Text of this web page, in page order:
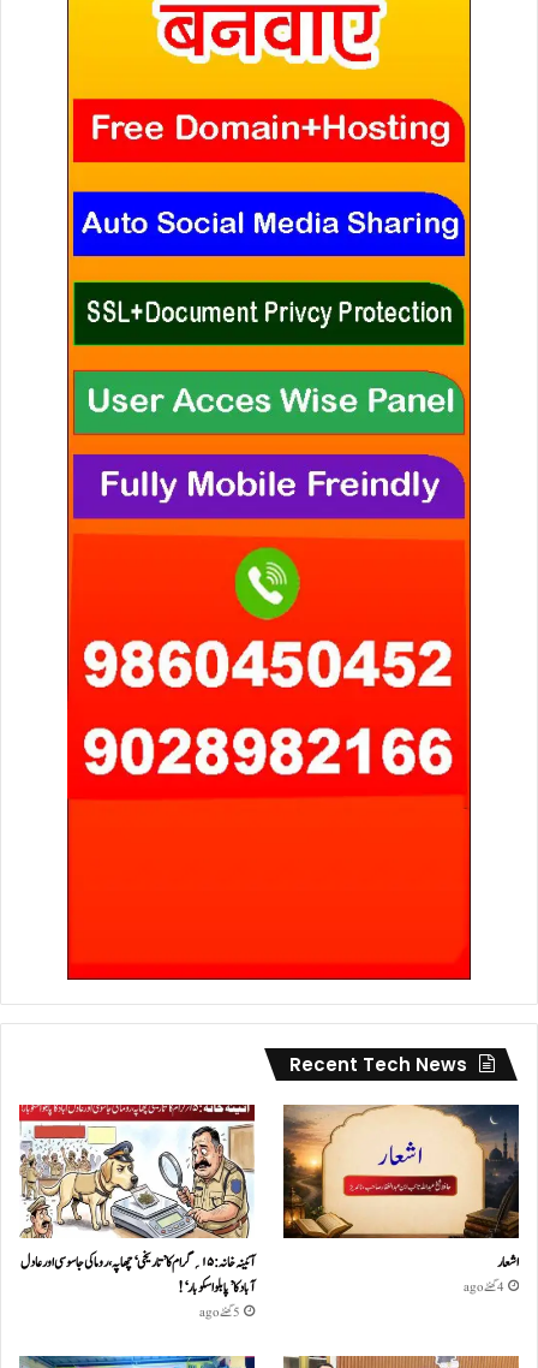
Recent Tech News
اشعار
4 گھنٹے ago
آئینہ خانہ :۱۵؍گرام کا ’تاریخی‘ چھاپہ، روما کی جاسوسی اور عادل
آباد کا ’پابلو اسکوبار‘!
5 گھنٹے ago